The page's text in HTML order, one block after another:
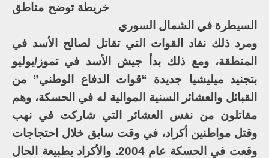
خريطة توضح مناطق
السيطرة في الشمال السوري
ومرد ذلك نفاد القوات التي تقاتل لصالح الأسد في
المنطقة، ومع ذلك بدأ جيش الأسد في تموز/يوليو
بتجنيد ميليشيا جديدة “قوات الدفاع الوطني” من
القبائل والعشائر السنية الموالية له في الحسكة، وهم
مقاتلون من نفس العشائر التي شاركت في نهب
وقتل مواطنين أكراد، في وقت سابق خلال احتجاجات
وقعت في الحسكة عام 2004. والأكراد بطبيعة الحال